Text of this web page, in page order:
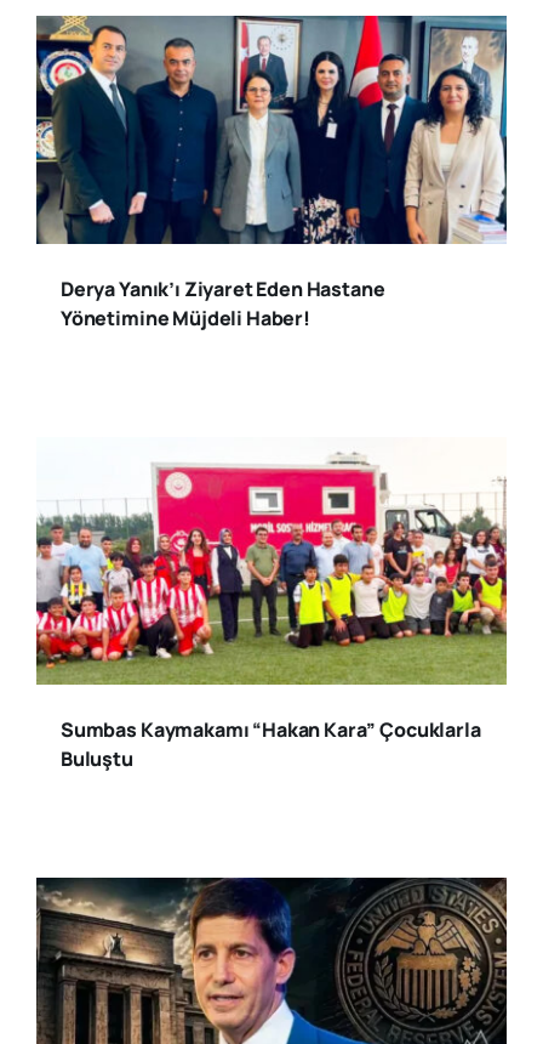
Derya Yanık’ı Ziyaret Eden Hastane
Yönetimine Müjdeli Haber!
Sumbas Kaymakamı “Hakan Kara” Çocuklarla
Buluştu